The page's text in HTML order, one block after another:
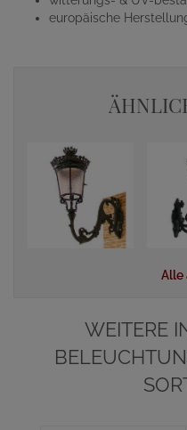
europäische
Alle
WEITERE